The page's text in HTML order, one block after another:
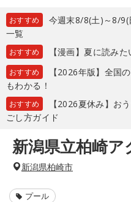
おすすめ
今週末8/8(土)～8/9(
一覧
おすすめ 【漫画】夏に読み
おすすめ
【2026年版】全国
もわかる！
おすすめ
【2026夏休み】お
ごし方ガイド
新潟県立柏崎ア
新潟県柏崎市
プール